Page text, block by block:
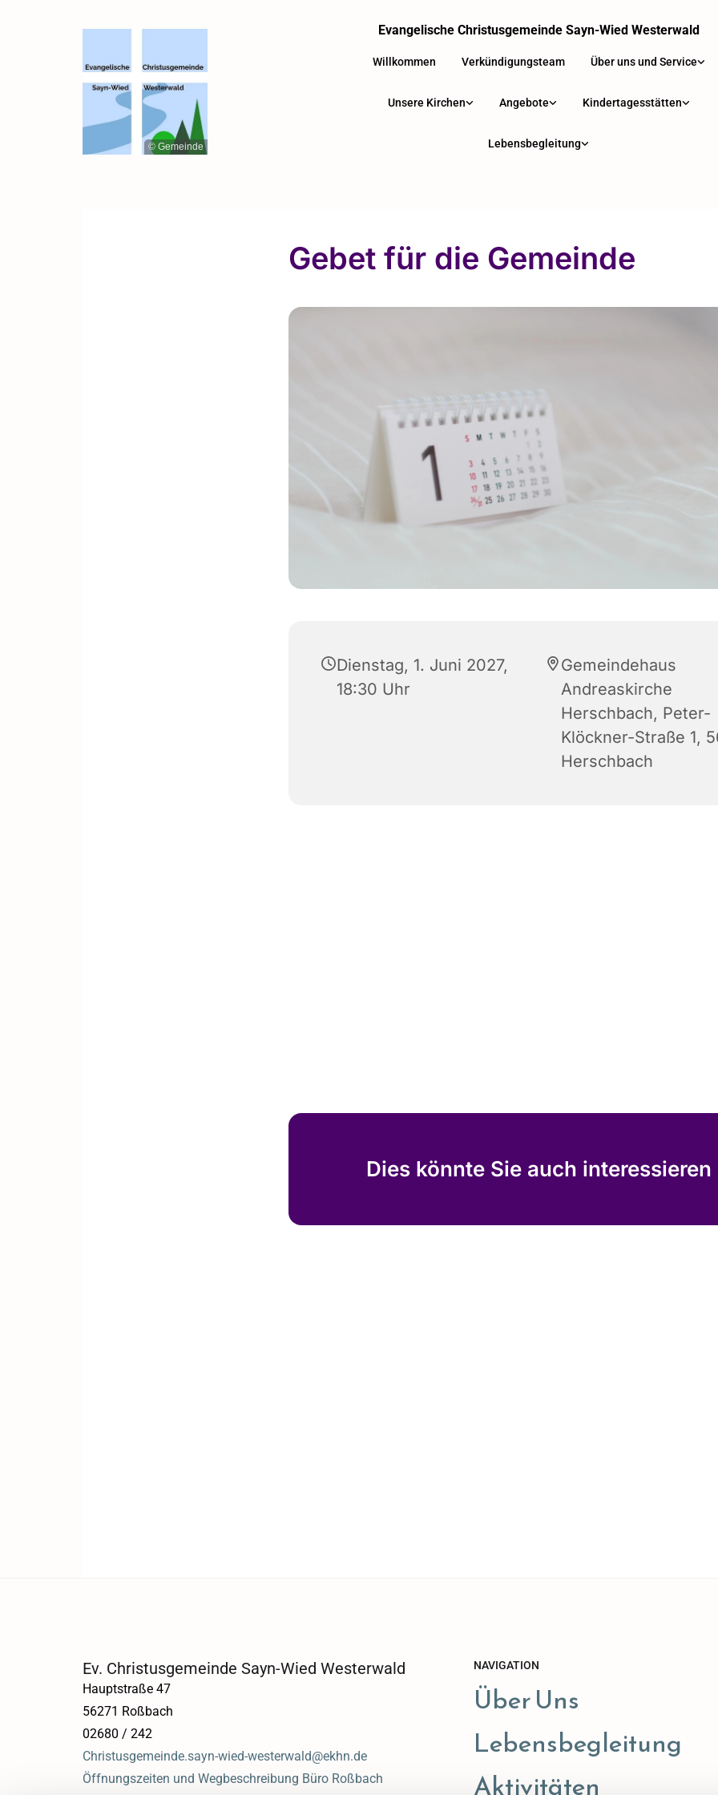
© Gemeinde
Evangelische Christusgemeinde Sayn-Wied Westerwald
Willkommen Verkündigungsteam Über uns und Service
Unsere Kirchen Angebote Kindertagesstätten
Lebensbegleitung
Gebet für die Gemeinde
Dienstag, 1. Juni 2027,
18:30 Uhr
Gemeindehaus
Andreaskirche
Herschbach, Peter-
Klöckner-Straße 1,
Herschbach
Dies könnte Sie auch interessieren
Ev. Christusgemeinde Sayn-Wied Westerwald
Hauptstraße 47
56271 Roßbach
02680 / 242
Christusgemeinde.sayn-wied-westerwald@ekhn.de
Öffnungszeiten und Wegbeschreibung Büro Roßbach
NAVIGATION
Über Uns
Lebensbegleitung
Aktivitäten